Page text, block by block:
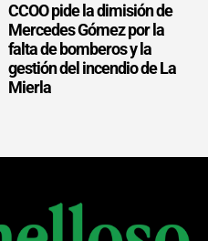
CCOO pide la dimisión de
Mercedes Gómez por la
falta de bomberos y la
gestión del incendio de La
Mierla